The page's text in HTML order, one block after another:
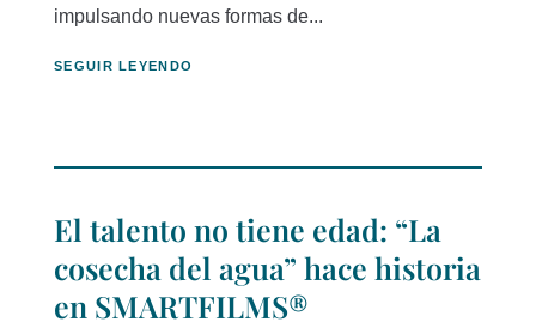
impulsando nuevas formas de...
SEGUIR LEYENDO
El talento no tiene edad: “La
cosecha del agua” hace historia
en SMARTFILMS®